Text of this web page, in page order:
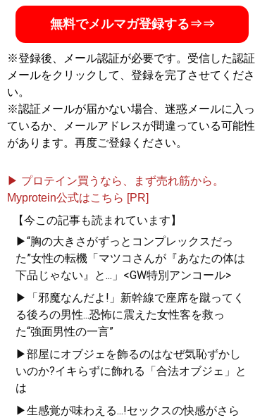
無料でメルマガ登録する⇒⇒
※登録後、メール認証が必要です。受信した認証
メールをクリックして、登録を完了させてくださ
い。
※認証メールが届かない場合、迷惑メールに入っ
ているか、メールアドレスが間違っている可能性
があります。再度ご登録ください。
▶ プロテイン買うなら、まず売れ筋から。
Myprotein公式はこちら [PR]
【今この記事も読まれています】
▶“胸の大きさがずっとコンプレックスだっ
た”女性の転機「マツコさんが『あなたの体は
下品じゃない』と...」<GW特別アンコール>
▶「邪魔なんだよ!」新幹線で座席を蹴ってく
る後ろの男性...恐怖に震えた女性客を救っ
た“強面男性の一言”
▶部屋にオブジェを飾るのはなぜ気恥ずかし
いのか?イキらずに飾れる「合法オブジェ」と
は
▶生感覚が味わえる...!セックスの快感がさら